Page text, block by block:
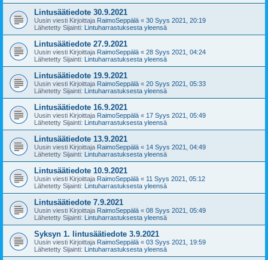
Lintusäätiedote 30.9.2021
Uusin viesti Kirjoittaja RaimoSeppälä « 30 Syys 2021, 20:19
Lähetetty Sijainti: Lintuharrastuksesta yleensä
Lintusäätiedote 27.9.2021
Uusin viesti Kirjoittaja RaimoSeppälä « 28 Syys 2021, 04:24
Lähetetty Sijainti: Lintuharrastuksesta yleensä
Lintusäätiedote 19.9.2021
Uusin viesti Kirjoittaja RaimoSeppälä « 20 Syys 2021, 05:33
Lähetetty Sijainti: Lintuharrastuksesta yleensä
Lintusäätiedote 16.9.2021
Uusin viesti Kirjoittaja RaimoSeppälä « 17 Syys 2021, 05:49
Lähetetty Sijainti: Lintuharrastuksesta yleensä
Lintusäätiedote 13.9.2021
Uusin viesti Kirjoittaja RaimoSeppälä « 14 Syys 2021, 04:49
Lähetetty Sijainti: Lintuharrastuksesta yleensä
Lintusäätiedote 10.9.2021
Uusin viesti Kirjoittaja RaimoSeppälä « 11 Syys 2021, 05:12
Lähetetty Sijainti: Lintuharrastuksesta yleensä
Lintusäätiedote 7.9.2021
Uusin viesti Kirjoittaja RaimoSeppälä « 08 Syys 2021, 05:49
Lähetetty Sijainti: Lintuharrastuksesta yleensä
Syksyn 1. lintusäätiedote 3.9.2021
Uusin viesti Kirjoittaja RaimoSeppälä « 03 Syys 2021, 19:59
Lähetetty Sijainti: Lintuharrastuksesta yleensä